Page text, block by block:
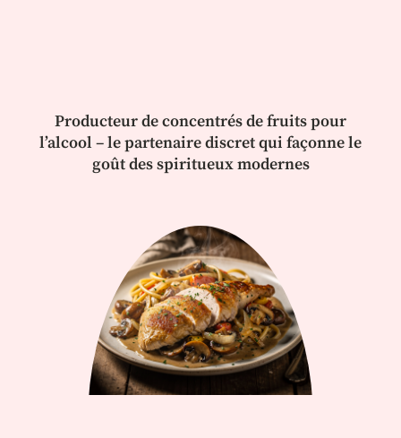
Producteur de concentrés de fruits pour
l’alcool – le partenaire discret qui façonne le
goût des spiritueux modernes